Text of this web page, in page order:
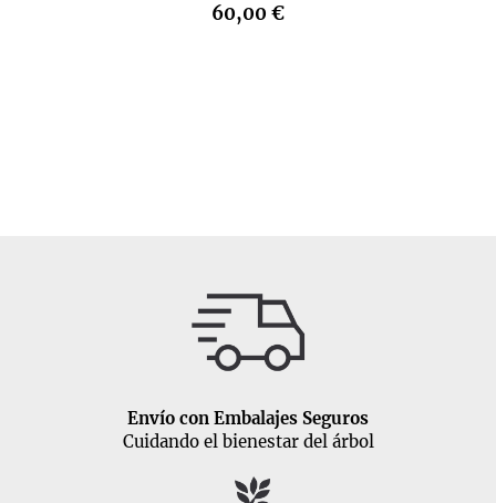
60,00 €
Envío con Embalajes Seguros
Cuidando el bienestar del árbol